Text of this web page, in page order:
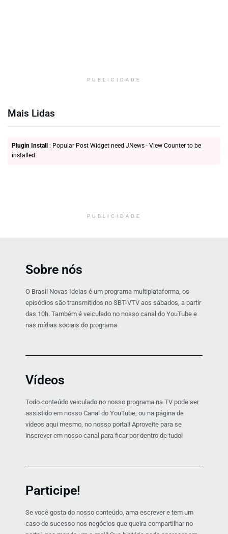
PUBLICIDADE
Mais Lidas
Plugin Install : Popular Post Widget need JNews - View Counter to be
installed
PUBLICIDADE
Sobre nós
O Brasil Novas Ideias é um programa multiplataforma, os
episódios são transmitidos no SBT-VTV aos sábados, a partir
das 10h. Também é veiculado no nosso canal do YouTube e
nas mídias sociais do programa.
Vídeos
Todo conteúdo veiculado no nosso programa na TV pode ser
assistido em nosso Canal do YouTube, ou na página de
vídeos aqui mesmo, no nosso portal! Aproveite para se
inscrever em nosso canal para ficar por dentro de tudo!
Participe!
Se você gosta do nosso conteúdo, ama escrever e tem um
caso de sucesso nos negócios que queira compartilhar no